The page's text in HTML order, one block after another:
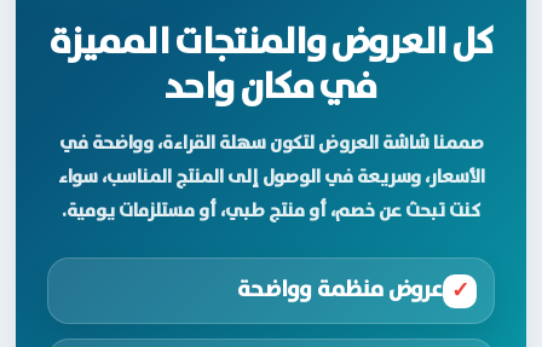
كل العروض والمنتجات المميزة
في مكان واحد
صممنا شاشة العروض لتكون سهلة القراءة، وواضحة في
الأسعار، وسريعة في الوصول إلى المنتج المناسب، سواء
كنت تبحث عن خصم، أو منتج طبي، أو مستلزمات يومية.
✓ عروض منظمة وواضحة